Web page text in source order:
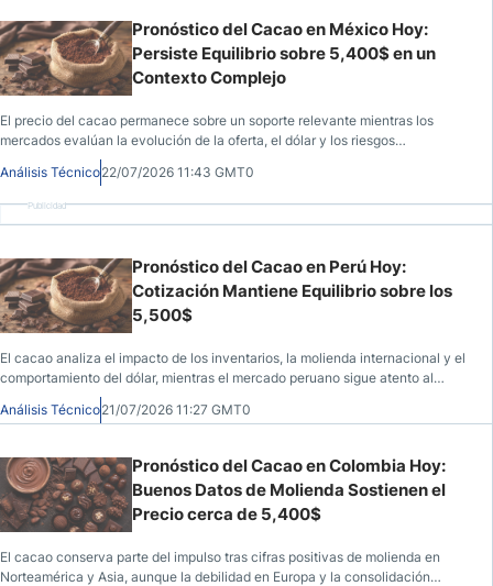
Pronóstico del Cacao en México Hoy:
Persiste Equilibrio sobre 5,400$ en un
Contexto Complejo
El precio del cacao permanece sobre un soporte relevante mientras los
mercados evalúan la evolución de la oferta, el dólar y los riesgos
Análisis Técnico22/07/2026 11:43 GMT0
Publicidad
Pronóstico del Cacao en Perú Hoy:
Cotización Mantiene Equilibrio sobre los
5,500$
El cacao analiza el impacto de los inventarios, la molienda internacional y el
comportamiento del dólar, mientras el mercado peruano sigue atento al
Análisis Técnico21/07/2026 11:27 GMT0
Pronóstico del Cacao en Colombia Hoy:
Buenos Datos de Molienda Sostienen el
Precio cerca de 5,400$
El cacao conserva parte del impulso tras cifras positivas de molienda en
Norteamérica y Asia, aunque la debilidad en Europa y la consolidación